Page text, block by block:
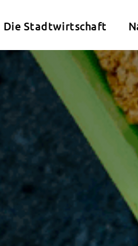
Die Stadtwirtschaft